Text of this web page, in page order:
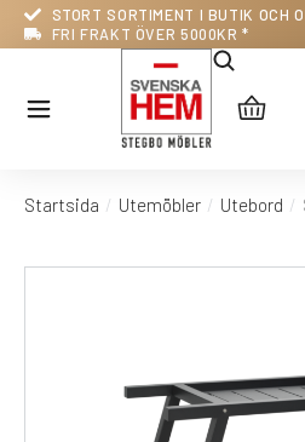
STORT SORTIMENT I BUTIK OCH
FRI FRAKT ÖVER 5000KR *
Du är här:
Startsida Utemöbler Utebord